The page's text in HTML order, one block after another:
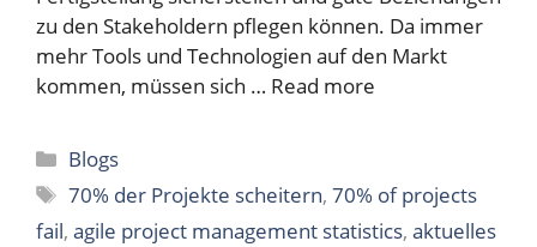
zu den Stakeholdern pflegen können. Da immer
mehr Tools und Technologien auf den Markt
kommen, müssen sich … Read more
Categories
Blogs
Tags
70% der Projekte scheitern,70% of projects
fail, agile project management statistics, aktuelles